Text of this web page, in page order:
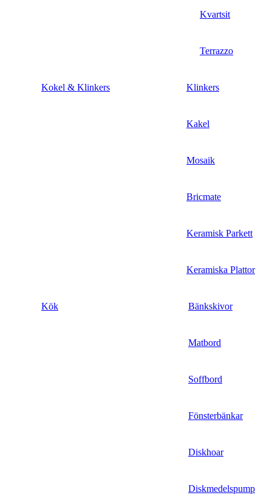
Kvartsit
Terrazzo
Kokel & Klinkers Klinkers
Kakel
Mosaik
Bricmate
Keramisk Parkett
Keramiska Plattor
Kök Bänkskivor
Matbord
Soffbord
Fönsterbänkar
Diskhoar
Diskmedelspump